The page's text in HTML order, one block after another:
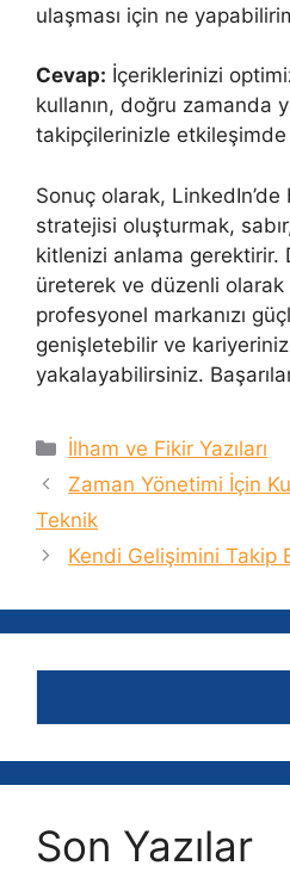
ulaşması için ne
Cevap: İçeriklerinizi
kullanın, doğru zamanda
takipçilerinizle
Sonuç olarak, LinkedIn’de
stratejisi oluşturmak,
kitlenizi anlama gerektirir.
üreterek ve düzenli olarak
profesyonel markanızı
genişletebilir ve
yakalayabilirsiniz.
Kategoriler
İlham ve Fikir Yazıları
Zaman Yönetimi İçin
Teknik
Kendi Gelişimini Takip
Son Yazılar